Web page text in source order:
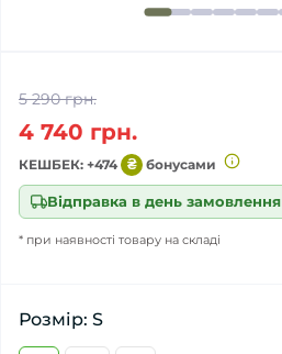
Відправка в день замовлення
* при наявності товару на складі
5 290 грн.
4 740 грн.
КЕШБЕК: +474 ₴ бонусами
Розмір: S